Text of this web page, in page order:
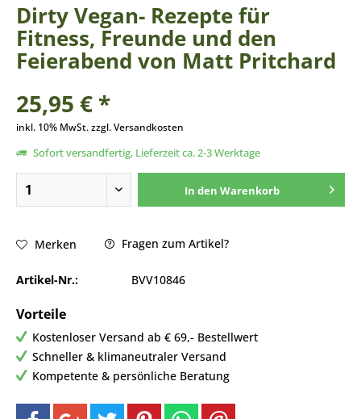
Dirty Vegan- Rezepte für
Fitness, Freunde und den
Feierabend von Matt Pritchard
25,95 € *
inkl. 10% MwSt. zzgl. Versandkosten
Sofort versandfertig, Lieferzeit ca. 2-3 Werktage
In den Warenkorb
Merken Fragen zum Artikel?
Artikel-Nr.: BVV10846
Vorteile
Kostenloser Versand ab € 69,- Bestellwert
Schneller & klimaneutraler Versand
Kompetente & persönliche Beratung